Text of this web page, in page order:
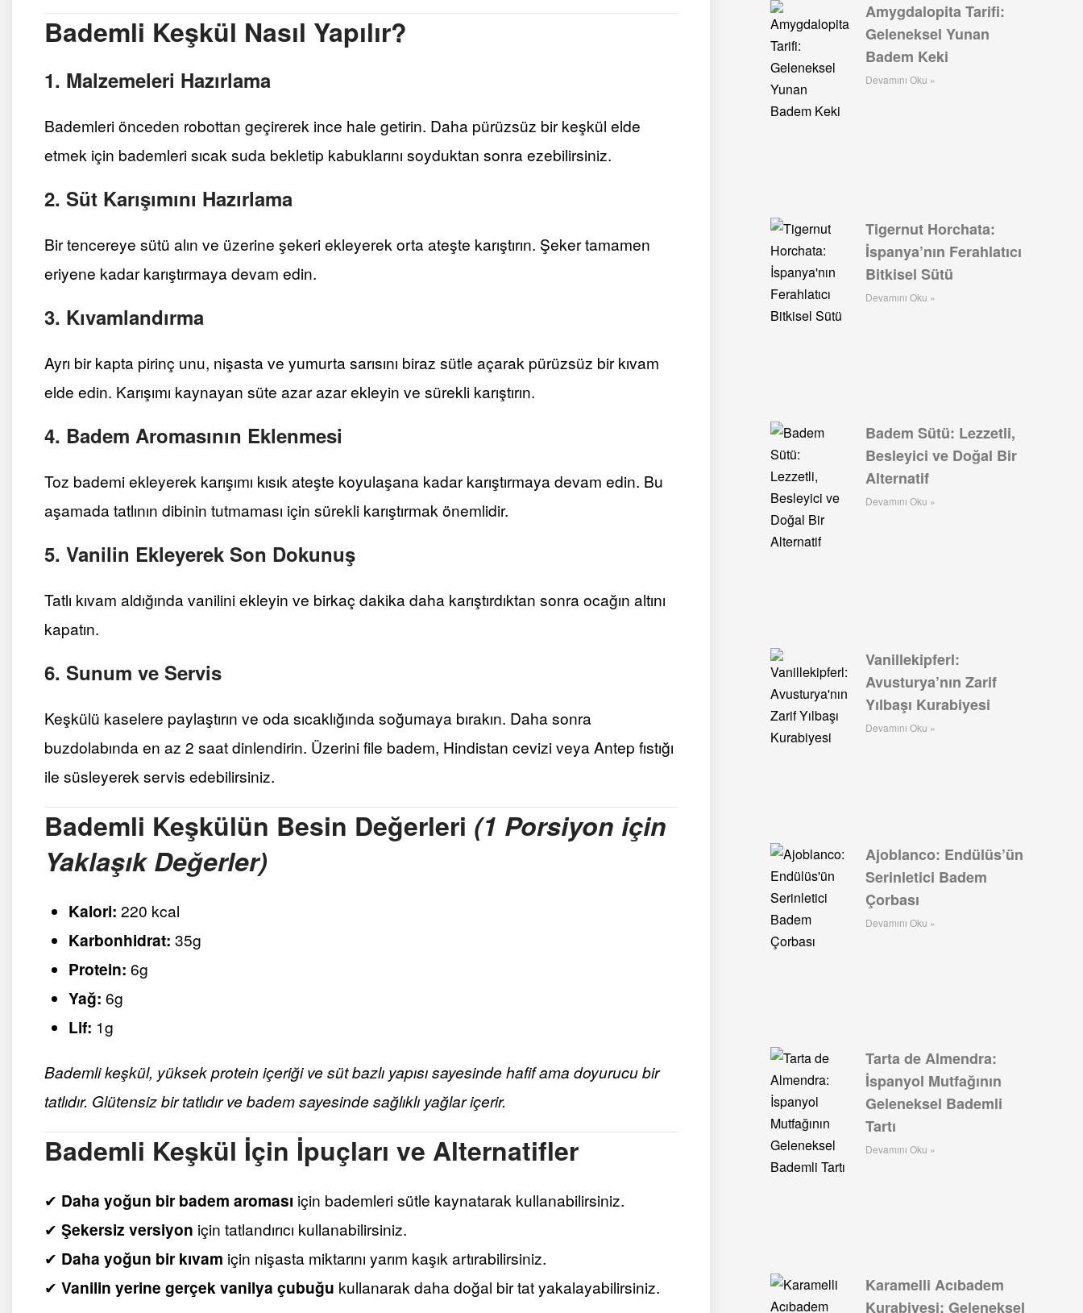
Bademli Keşkül Nasıl Yapılır?
1. Malzemeleri Hazırlama
Bademleri önceden robottan geçirerek ince hale getirin. Daha pürüzsüz bir keşkül elde
etmek için bademleri sıcak suda bekletip kabuklarını soyduktan sonra ezebilirsiniz.
2. Süt Karışımını Hazırlama
Bir tencereye sütü alın ve üzerine şekeri ekleyerek orta ateşte karıştırın. Şeker tamamen
eriyene kadar karıştırmaya devam edin.
3. Kıvamlandırma
Ayrı bir kapta pirinç unu, nişasta ve yumurta sarısını biraz sütle açarak pürüzsüz bir kıvam
elde edin. Karışımı kaynayan süte azar azar ekleyin ve sürekli karıştırın.
4. Badem Aromasının Eklenmesi
Toz bademi ekleyerek karışımı kısık ateşte koyulaşana kadar karıştırmaya devam edin. Bu
aşamada tatlının dibinin tutmaması için sürekli karıştırmak önemlidir.
5. Vanilin Ekleyerek Son Dokunuş
Tatlı kıvam aldığında vanilini ekleyin ve birkaç dakika daha karıştırdıktan sonra ocağın altını
kapatın.
6. Sunum ve Servis
Keşkülü kaselere paylaştırın ve oda sıcaklığında soğumaya bırakın. Daha sonra
buzdolabında en az 2 saat dinlendirin. Üzerini file badem, Hindistan cevizi veya Antep fıstığı
ile süsleyerek servis edebilirsiniz.
Bademli Keşkülün Besin Değerleri (1 Porsiyon için
Yaklaşık Değerler)
Kalori: 220 kcal
Karbonhidrat: 35g
Protein: 6g
Yağ: 6g
Lif: 1g
Bademli keşkül, yüksek protein içeriği ve süt bazlı yapısı sayesinde hafif ama doyurucu bir
tatlıdır. Glütensiz bir tatlıdır ve badem sayesinde sağlıklı yağlar içerir.
Bademli Keşkül İçin İpuçları ve Alternatifler
✔ Daha yoğun bir badem aroması için bademleri sütle kaynatarak kullanabilirsiniz.
✔ Şekersiz versiyon için tatlandırıcı kullanabilirsiniz.
✔ Daha yoğun bir kıvam için nişasta miktarını yarım kaşık artırabilirsiniz.
✔ Vanilin yerine gerçek vanilya çubuğu kullanarak daha doğal bir tat yakalayabilirsiniz.
Amygdalopita Tarifi:
Geleneksel Yunan
Badem Keki
Devamını Oku »
Tigernut Horchata:
İspanya’nın Ferahlatıcı
Bitkisel Sütü
Devamını Oku »
Badem Sütü: Lezzetli,
Besleyici ve Doğal Bir
Alternatif
Devamını Oku »
Vanillekipferl:
Avusturya’nın Zarif
Yılbaşı Kurabiyesi
Devamını Oku »
Ajoblanco: Endülüs’ün
Serinletici Badem
Çorbası
Devamını Oku »
Tarta de Almendra:
İspanyol Mutfağının
Geleneksel Bademli
Tartı
Devamını Oku »
Karamelli Acıbadem
Kurabiyesi: Geleneksel